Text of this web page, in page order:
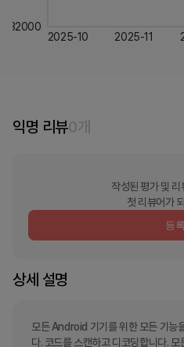
2025-10 2025-11
32000
익명 리뷰0개
작성된 평가 및
첫 리뷰어가
등록
상세 설명
모든 Android 기기를 위한 모든 기능
다. 코드를 스캔하고 디코딩합니다.